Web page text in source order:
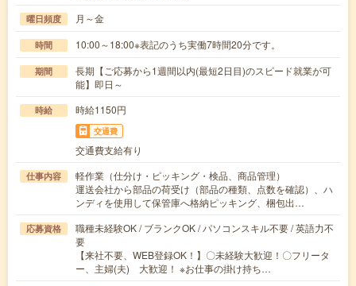
曜日頻度 月～金
時間 10:00～18:00※表記のうち実働7時間20分です。
期間
長期【ご応募から1週間以内(最短2日目)のスピード就業が可
能】即日～
時給 時給1150円
交通費
交通費支給有り
仕事内容
軽作業（仕分け・ピッキング・検品、商品管理）
運送会社から部品の荷受け（部品の種類、点数を確認）、ハ
ンディを使用して保管庫へ格納ピッキング、梱包出…
応募資格
職種未経験OK / ブランクOK / パソコンスキル不要 / 英語力不
要
【来社不要、WEB登録OK！】〇未経験大歓迎！〇フリータ
ー、主婦(夫) 大歓迎！ ※お仕事の掛け持ち…